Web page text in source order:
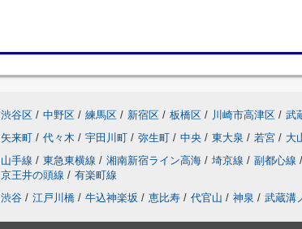
渋谷区 / 中野区 / 練馬区 / 新宿区 / 板橋区 / 川崎市高津区 / 武
矢来町 / 代々木 / 宇田川町 / 弥生町 / 中央 / 東大泉 / 若宮 / 大
山手線 / 東急東横線 / 湘南新宿ライン高海 / 埼京線 / 副都心線 /
京王井の頭線 / 有楽町線
渋谷 / 江戸川橋 / 牛込神楽坂 / 恵比寿 / 代官山 / 神泉 / 武蔵溝